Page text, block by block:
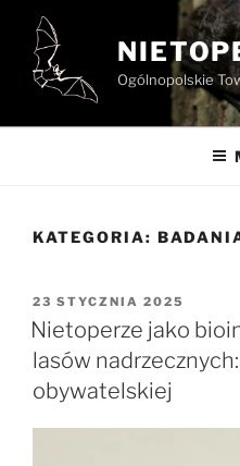
Przejdź
treści
Ogólnopolskie
KATEGORIA:
OPUBLIKOWANE
W
23 STYCZNIA 2025
Nietoperze jako
lasów
obywatelskiej